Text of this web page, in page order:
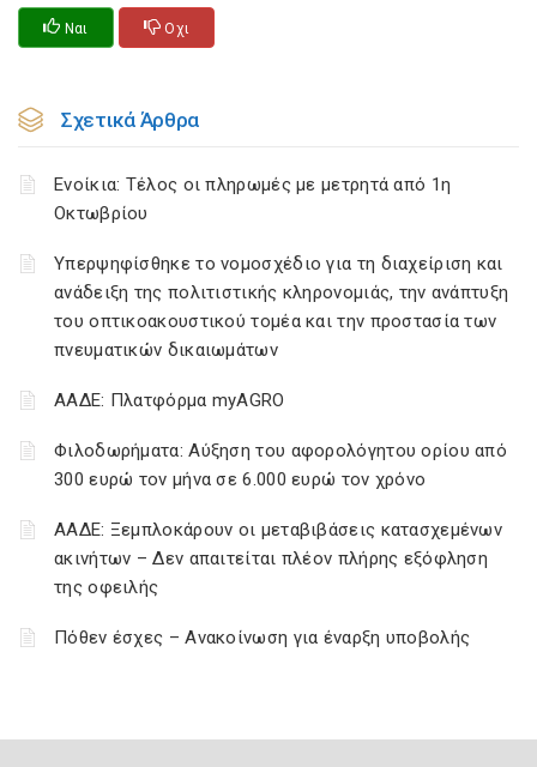
Ναι Οχι
Σχετικά Άρθρα
Ενοίκια: Τέλος οι πληρωμές με μετρητά από 1η
Οκτωβρίου
Υπερψηφίσθηκε το νομοσχέδιο για τη διαχείριση και
ανάδειξη της πολιτιστικής κληρονομιάς, την ανάπτυξη
του οπτικοακουστικού τομέα και την προστασία των
πνευματικών δικαιωμάτων
ΑΑΔΕ: Πλατφόρμα myAGRO
Φιλοδωρήματα: Αύξηση του αφορολόγητου ορίου από
300 ευρώ τον μήνα σε 6.000 ευρώ τον χρόνο
ΑΑΔΕ: Ξεμπλοκάρουν οι μεταβιβάσεις κατασχεμένων
ακινήτων – Δεν απαιτείται πλέον πλήρης εξόφληση
της οφειλής
Πόθεν έσχες – Ανακοίνωση για έναρξη υποβολής